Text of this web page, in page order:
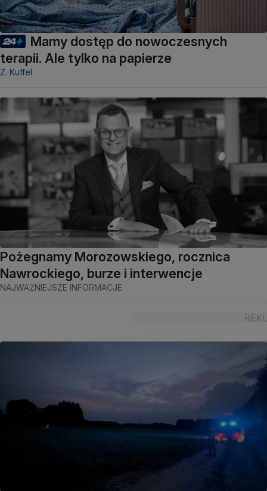
Mamy dostęp do nowoczesnych
terapii. Ale tylko na papierze
Z. Kuffel
Pożegnamy Morozowskiego, rocznica
Nawrockiego, burze i interwencje
NAJWAŻNIEJSZE INFORMACJE